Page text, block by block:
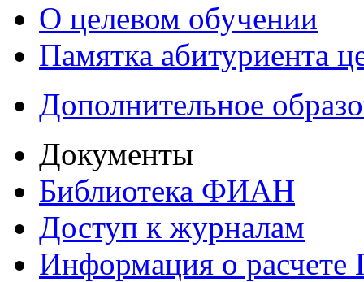
О целевом обучении
Памятка абитуриента
Дополнительное
Документы
Библиотека ФИАН
Доступ к журналам
Информация о